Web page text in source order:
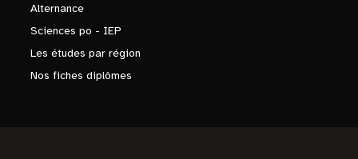
Alternance
Sciences po - IEP
Les études par région
Nos fiches diplômes